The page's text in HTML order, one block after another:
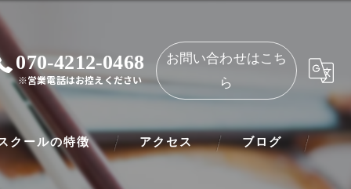
070-4212-0468
※営業電話はお控えください
お問い合わせはこち
ら
クールの特徴 アクセス ブログ